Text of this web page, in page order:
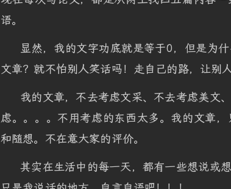
语。
显然，我的文字功底就是等于0，但是为
文章？就不怕别人笑话吗！走自己的路，让别
我的文章，不去考虑文采、不去考虑美文
虑。。。。不用考虑的东西太多。我的文章
和随想。不在意大家的评价。
其实在生活中的每一天，都有一些想说或